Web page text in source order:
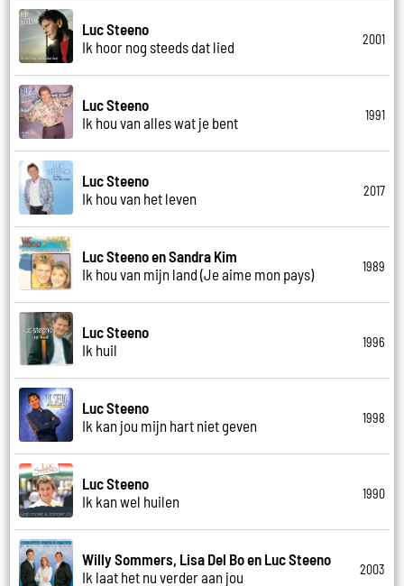
Luc Steeno
Ik hoor nog steeds dat lied
2001
Luc Steeno
Ik hou van alles wat je bent
1991
Luc Steeno
Ik hou van het leven
2017
Luc Steeno en Sandra Kim
Ik hou van mijn land (Je aime mon pays)
1989
Luc Steeno
Ik huil
1996
Luc Steeno
Ik kan jou mijn hart niet geven
1998
Luc Steeno
Ik kan wel huilen
1990
Willy Sommers, Lisa Del Bo en Luc Steeno
Ik laat het nu verder aan jou
2003